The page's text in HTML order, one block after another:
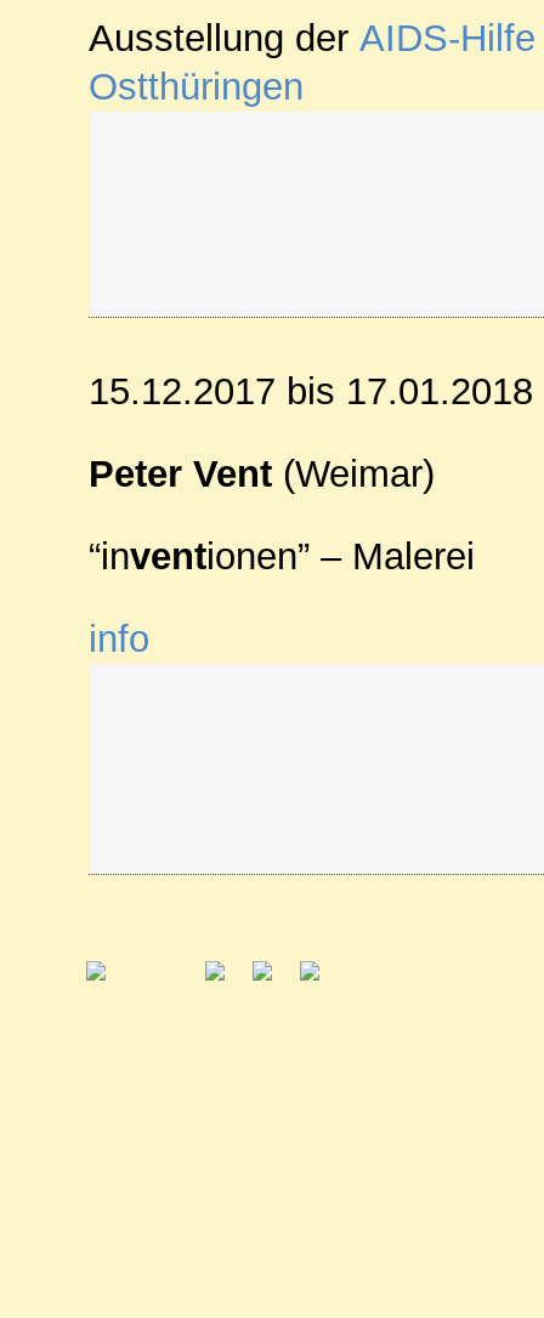
Ausstellung der AIDS-
Ostthüringen
15.12.2017 bis 17.01.2018
Peter Vent (Weimar)
“inventionen” – Malerei
info